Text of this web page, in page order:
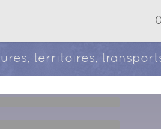
territoires,